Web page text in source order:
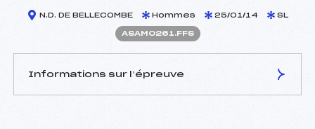
N.D. DE BELLECOMBE Hommes 25/01/14 SL
ASAM0261.FFS
Informations sur l’épreuve